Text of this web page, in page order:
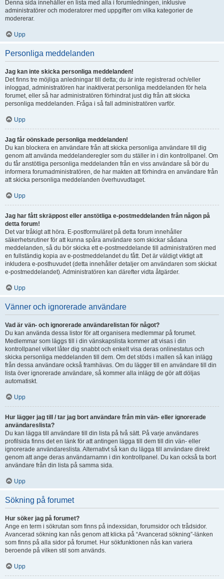
Denna sida innehåller en lista med alla i forumledningen, inklusive
administratörer och moderatorer med uppgifter om vilka kategorier de
modererar.
Upp
Personliga meddelanden
Jag kan inte skicka personliga meddelanden!
Det finns tre möjliga anledningar till detta; du är inte registrerad och/eller
inloggad, administratören har inaktiverat personliga meddelanden för hela
forumet, eller så har administratören förhindrat just dig från att skicka
personliga meddelanden. Fråga i så fall administratören varför.
Upp
Jag får oönskade personliga meddelanden!
Du kan blockera en användare från att skicka personliga användare till dig
genom att använda meddelanderegler som du ställer in i din kontrollpanel. Om
du får anstötliga personliga meddelanden från en viss användare så bör du
informera forumadministratören, de har makten att förhindra en användare från
att skicka personliga meddelanden överhuvudtaget.
Upp
Jag har fått skräppost eller anstötliga e-postmeddelanden från någon på
detta forum!
Det var tråkigt att höra. E-postformuläret på detta forum innehåller
säkerhetsrutiner för att kunna spåra användare som skickar sådana
meddelanden, så du bör skicka ett e-postmeddelande till administratören med
en fullständig kopia av e-postmeddelandet du fått. Det är väldigt viktigt att
inkludera e-posthuvudet (detta innehåller detaljer om användaren som skickat
e-postmeddelandet). Administratören kan därefter vidta åtgärder.
Upp
Vänner och ignorerade användare
Vad är vän- och ignorerade användarelistan för något?
Du kan använda dessa listor för att organisera medlemmar på forumet.
Medlemmar som läggs till i din vänskapslista kommer att visas i din
kontrollpanel vilket låter dig snabbt och enkelt visa deras onlinestatus och
skicka personliga meddelanden till dem. Om det stöds i mallen så kan inlägg
från dessa användare också framhävas. Om du lägger till en användare till din
lista över ignorerade användare, så kommer alla inlägg de gör att döljas
automatiskt.
Upp
Hur lägger jag till / tar jag bort användare från min vän- eller ignorerade
användareslista?
Du kan lägga till användare till din lista på två sätt. På varje användares
profilsida finns det en länk för att antingen lägga till dem till din vän- eller
ignorerade användareslista. Alternativt så kan du lägga till användare direkt
genom att ange deras användarnamn i din kontrollpanel. Du kan också ta bort
användare från din lista på samma sida.
Upp
Sökning på forumet
Hur söker jag på forumet?
Ange en term i sökrutan som finns på indexsidan, forumsidor och trådsidor.
Avancerad sökning kan nås genom att klicka på “Avancerad sökning”-länken
som finns på alla sidor på forumet. Hur sökfunktionen nås kan variera
beroende på vilken stil som används.
Upp